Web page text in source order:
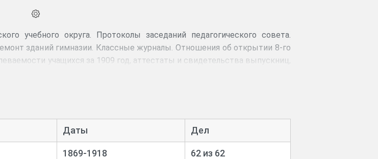
учебного округа. Протоколы заседаний педагогического совета.
зданий гимназии. Классные журналы. Отношения об открытии 8-го
учащихся за 1909 год, аттестаты и свидетельства выпускниц,
Даты Дел
1869-1918 62 из 62